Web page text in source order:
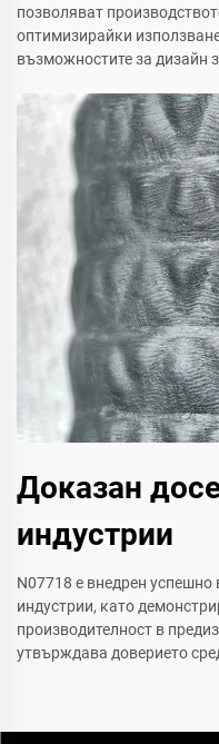
позволяват
оптимизирайки
възможностите за дизайн
Доказан
индустрии
N07718 е внедрен
индустрии, като
производителност в
утвърждава доверието